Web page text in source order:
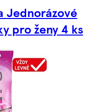
Jednorázové
pro ženy 4 ks